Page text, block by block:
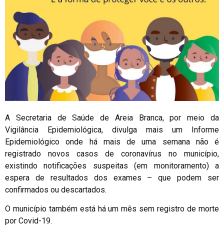
A Secretaria de Saúde de Areia Branca, por meio da
Vigilância Epidemiológica, divulga mais um Informe
Epidemiológico onde há mais de uma semana não é
registrado novos casos de coronavírus no município,
existindo notificações suspeitas (em monitoramento) a
espera de resultados dos exames – que podem ser
confirmados ou descartados.
O município também está há um mês sem registro de morte
por Covid-19.